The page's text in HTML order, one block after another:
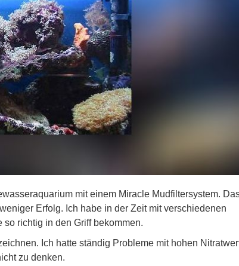
mit einem Miracle Mudfiltersystem.
Erfolg. Ich habe in der Zeit mit verschiedenen
richtig in den Griff bekommen.
Ich hatte ständig Probleme mit hohen
zu denken.